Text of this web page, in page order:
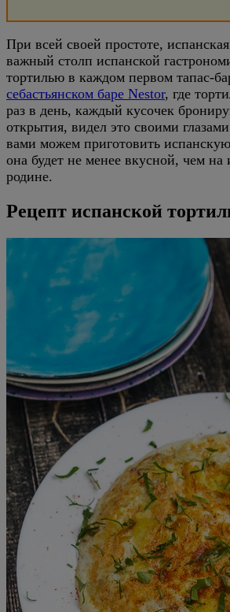
При всей своей простоте,
важный столп испанской
тортилью в каждом первом тапас-
себастьянском баре Nestor, где
раз в день, каждый кусочек
открытия, видел это своими
вами можем приготовить
она будет не менее вкусной, чем на
родине.
Рецепт испанской